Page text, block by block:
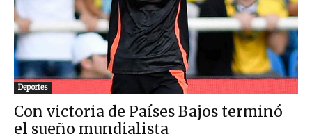
Deportes
Con victoria de Países Bajos terminó
el sueño mundialista